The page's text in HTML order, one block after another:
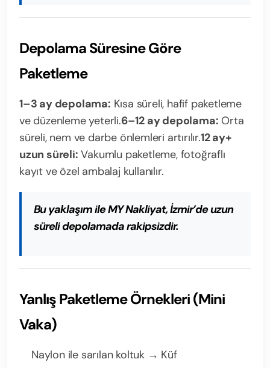
Depolama Süresine Göre
Paketleme
1–3 ay depolama: Kısa süreli, hafif paketleme
ve düzenleme yeterli.6–12 ay depolama: Orta
süreli, nem ve darbe önlemleri artırılır.12 ay+
uzun süreli: Vakumlu paketleme, fotoğraflı
kayıt ve özel ambalaj kullanılır.
Bu yaklaşım ile MY Nakliyat, İzmir’de uzun
süreli depolamada rakipsizdir.
Yanlış Paketleme Örnekleri (Mini
Vaka)
Naylon ile sarılan koltuk → Küf